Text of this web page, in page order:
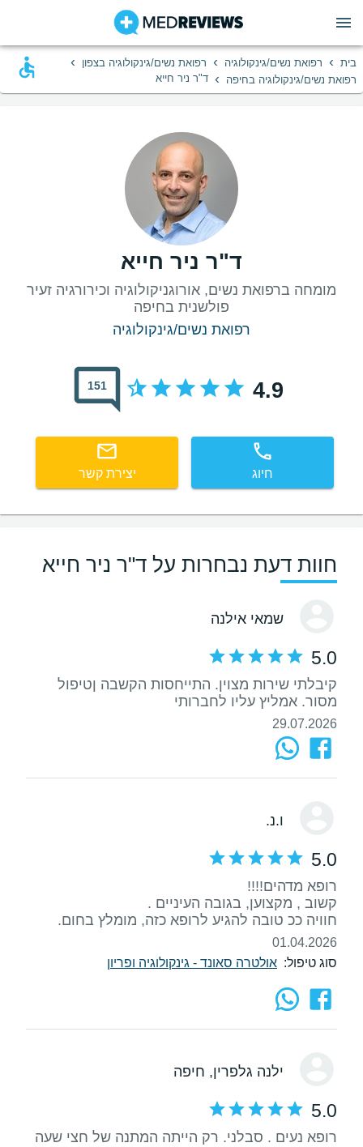
בית › רפואת נשים/גינקולוגיה › רפואת נשים/גינקולוגיה בצפון ›
רפואת נשים/גינקולוגיה בחיפה › ד"ר ניר חייא
ד"ר ניר חייא
מומחה ברפואת נשים, אורוגניקולוגיה וכירורגיה זעיר
פולשנית בחיפה
רפואת נשים/גינקולוגיה
4.9
151
חיוג יצירת קשר
חוות דעת נבחרות על ד"ר ניר חייא
שמאי אילנה
5.0
קיבלתי שירות מצוין. התייחסות הקשבה ןטיפול
מסור. אמליץ עליו לחברותי
29.07.2026
ו.נ.
5.0
חוויה ככ טובה להגיע לרופא כזה, מומלץ בחום.
01.04.2026
סוג טיפול: אולטרה סאונד - גינקולוגיה ופריון
ילנה גלפרין, חיפה
5.0
רופא נעים . סבלני. רק הייתה המתנה של חצי שעה